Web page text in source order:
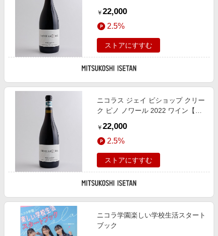
￥ 22,000
2.5%
ストアにすすむ
ニコラス ジェイ ビショップ クリー
ク ピノ ノワール 2022 ワイン【三
￥ 22,000
2.5%
ストアにすすむ
ニコラ学園楽しい学校生活スタート
ブック